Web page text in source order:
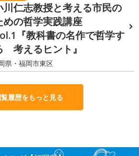
川仁志教授と考える市民の
めの哲学実践講座
『教科書の名作で哲学す
考えるヒント』
県・福岡市東区
履歴をもっと見る